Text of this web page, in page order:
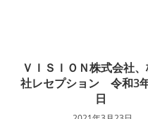
ＶＩＳＩＯＮ株式会社
社レセプション 令和3
日